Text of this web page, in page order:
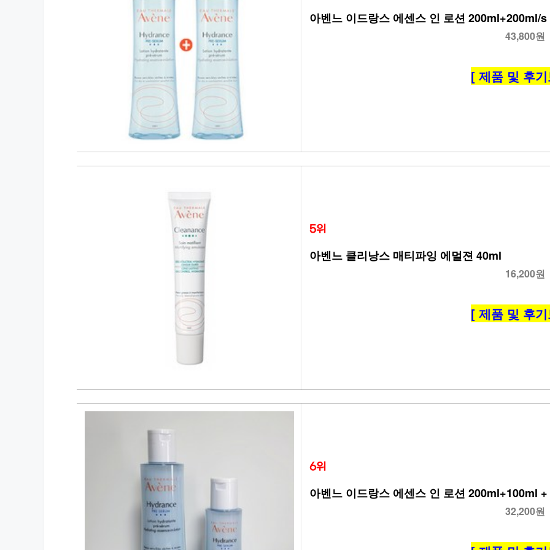
아벤느 이드랑스 에센스 인 로션 200ml+200ml/s
43,800원
[ 제품 및 후
5위
아벤느 클리낭스 매티파잉 에멀젼 40ml
16,200원
[ 제품 및 후
6위
아벤느 이드랑스 에센스 인 로션 200ml+100ml
32,200원